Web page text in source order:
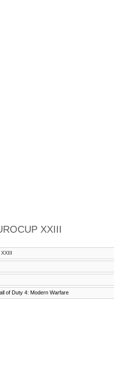
XXIII
of Duty 4: Modern Warfare